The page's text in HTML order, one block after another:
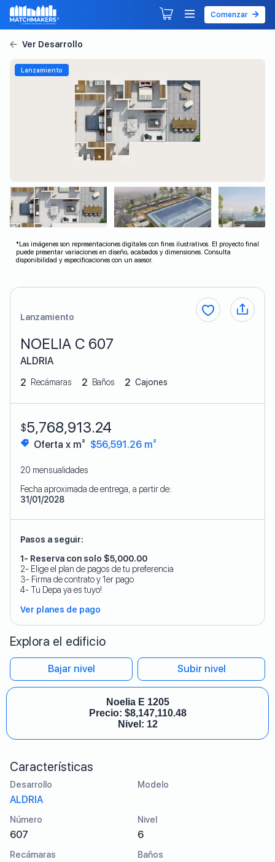
Comenzar
*Las imágenes son representaciones digitales con fines ilustrativos. El proyecto final
puede presentar variaciones en diseño, acabados y dimensiones. Consulta
disponibilidad y especificaciones con un asesor.
Lanzamiento
Lanzamiento
NOELIA C 607
ALDRIA
2
Recámaras 2 Baños 2 Cajones
$5,768,913.24
Oferta x m² $56,591.26 m²
20 mensualidades
Fecha aproximada de entrega, a partir de:
31/01/2028
Pasos a seguir:
1- Reserva con solo $5,000.00
2- Elige el plan de pagos de tu preferencia
3- Firma de contrato y 1er pago
4- Tu Depa ya es tuyo!
Ver planes de pago
Características
Desarrollo
ALDRIA
Modelo
Número
607
Nivel
6
Recámaras Baños
Explora el edificio
Bajar nivel Subir nivel
Noelia E 1205
Precio: $8,147,110.48
Nivel: 12